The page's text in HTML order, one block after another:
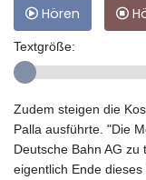
Hören
Textgröße:
Zudem steigen die
Palla ausführte. "Die
Deutsche Bahn AG
eigentlich Ende